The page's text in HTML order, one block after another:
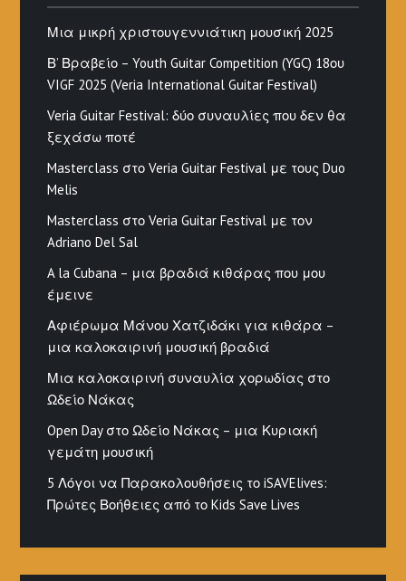
Μια μικρή χριστουγεννιάτικη μουσική 2025
Β’ Βραβείο – Youth Guitar Competition (YGC) 18ου
VIGF 2025 (Veria International Guitar Festival)
Veria Guitar Festival: δύο συναυλίες που δεν θα
ξεχάσω ποτέ
Masterclass στο Veria Guitar Festival με τους Duo
Melis
Masterclass στο Veria Guitar Festival με τον
Adriano Del Sal
A la Cubana – μια βραδιά κιθάρας που μου
έμεινε
Αφιέρωμα Μάνου Χατζιδάκι για κιθάρα –
μια καλοκαιρινή μουσική βραδιά
Μια καλοκαιρινή συναυλία χορωδίας στο
Ωδείο Νάκας
Open Day στο Ωδείο Νάκας – μια Κυριακή
γεμάτη μουσική
5 Λόγοι να Παρακολουθήσεις το iSAVElives:
Πρώτες Βοήθειες από το Kids Save Lives